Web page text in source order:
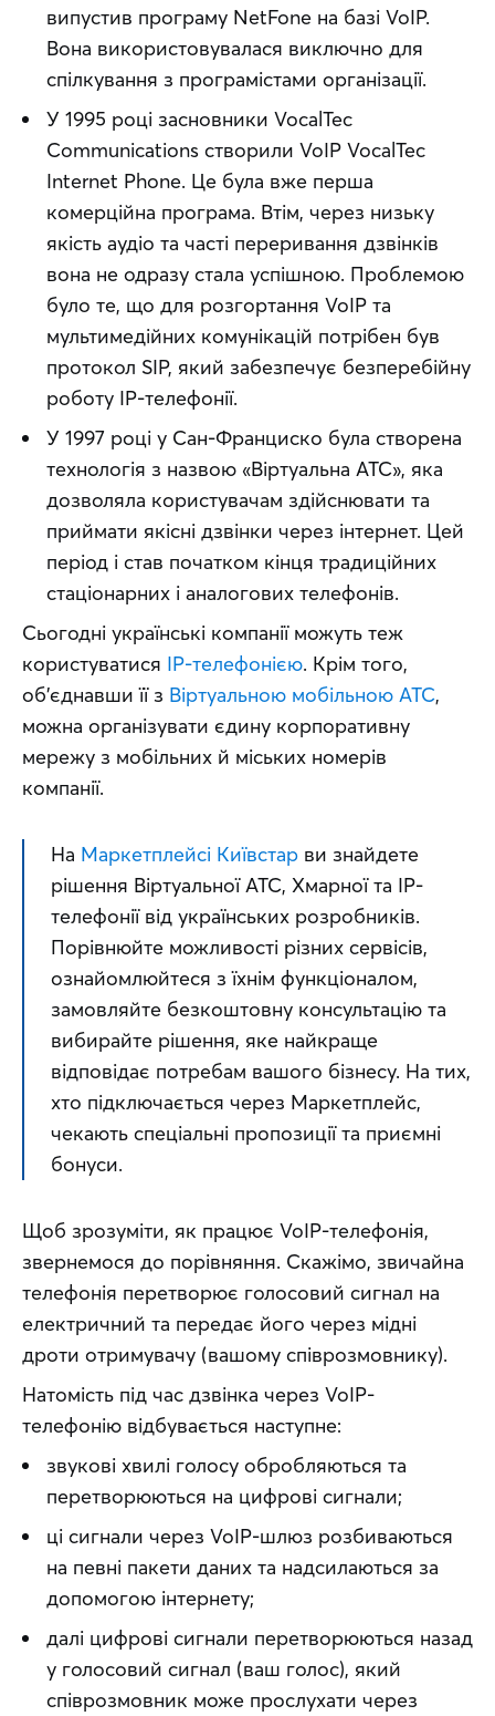
випустив програму NetFone на базі VoIP.
Вона використовувалася виключно для
спілкування з програмістами організації.
У 1995 році засновники VocalTec
Communications створили VoIP VocalTec
Internet Phone. Це була вже перша
комерційна програма. Втім, через низьку
якість аудіо та часті переривання дзвінків
вона не одразу стала успішною. Проблемою
було те, що для розгортання VoIP та
мультимедійних комунікацій потрібен був
протокол SIP, який забезпечує безперебійну
роботу IP-телефонії.
У 1997 році у Сан-Франциско була створена
технологія з назвою «Віртуальна АТС», яка
дозволяла користувачам здійснювати та
приймати якісні дзвінки через інтернет. Цей
період і став початком кінця традиційних
стаціонарних і аналогових телефонів.
Сьогодні українські компанії можуть теж
користуватися IP-телефонією. Крім того,
об’єднавши її з Віртуальною мобільною АТС,
можна організувати єдину корпоративну
мережу з мобільних й міських номерів
компанії.
На Маркетплейсі Київстар ви знайдете
рішення Віртуальної АТС, Хмарної та IP-
телефонії від українських розробників.
Порівнюйте можливості різних сервісів,
ознайомлюйтеся з їхнім функціоналом,
замовляйте безкоштовну консультацію та
вибирайте рішення, яке найкраще
відповідає потребам вашого бізнесу. На тих,
хто підключається через Маркетплейс,
чекають спеціальні пропозиції та приємні
бонуси.
Щоб зрозуміти, як працює VoIP-телефонія,
звернемося до порівняння. Скажімо, звичайна
телефонія перетворює голосовий сигнал на
електричний та передає його через мідні
дроти отримувачу (вашому співрозмовнику).
Натомість під час дзвінка через VoIP-
телефонію відбувається наступне:
звукові хвилі голосу обробляються та
перетворюються на цифрові сигнали;
ці сигнали через VoIP-шлюз розбиваються
на певні пакети даних та надсилаються за
допомогою інтернету;
далі цифрові сигнали перетворюються назад
у голосовий сигнал (ваш голос), який
співрозмовник може прослухати через